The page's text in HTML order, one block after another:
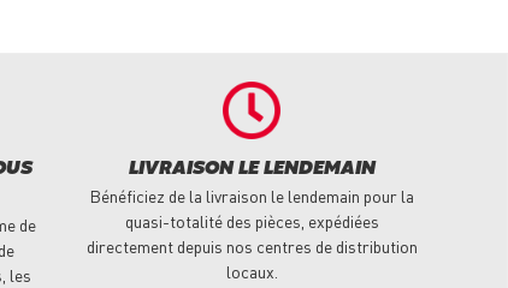
de
les
LIVRAISON LE LENDEMAIN
Bénéficiez de la livraison le lendemain pour la
quasi-totalité des pièces, expédiées
directement depuis nos centres de distribution
locaux.